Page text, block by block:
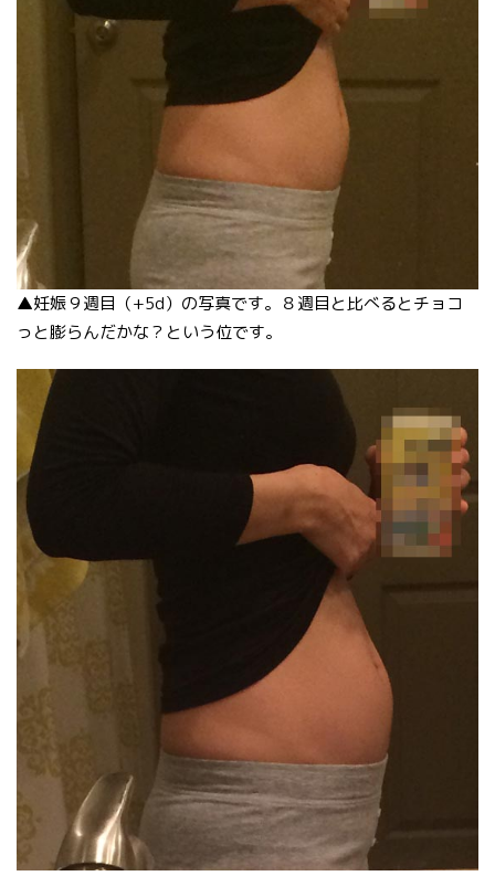
▲妊娠９週目（+5d）の写真です。８週目と比べるとチョコ
っと膨らんだかな？という位です。